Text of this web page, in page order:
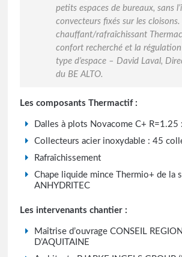
petits espaces de bureaux, sans
convecteurs fixés sur les cloisons.
chauffant/rafraîchissant
confort recherché et la régulation
type d’espace – David Laval,
du BE ALTO.
Les composants Thermactif :
Dalles à plots Novacome C+
Collecteurs acier inoxydable : 45
Rafraîchissement
Chape liquide mince Thermio+ de la
ANHYDRITEC
Les intervenants chantier :
Maîtrise d’ouvrage CONSEIL
D’AQUITAINE